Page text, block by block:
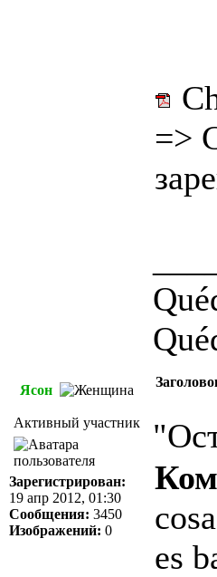
=>
Ясон
Активный участник
Зарегистрирован:
19 апр 2012, 01:30
Сообщения: 3450
Изображений: 0
es